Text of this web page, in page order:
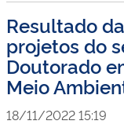
Resultado
projetos do
Doutorado
Meio
18/11/2022 15:19